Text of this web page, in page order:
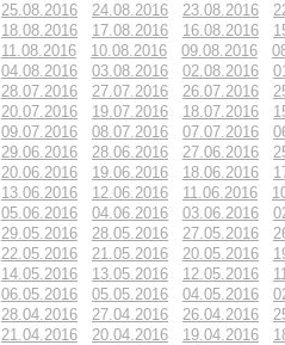
25.08.2016 24.08.2016 23.08.2016
18.08.2016 17.08.2016 16.08.2016
11.08.2016 10.08.2016 09.08.2016
04.08.2016 03.08.2016 02.08.2016
28.07.2016 27.07.2016 26.07.2016
20.07.2016 19.07.2016 18.07.2016
09.07.2016 08.07.2016 07.07.2016
29.06.2016 28.06.2016 27.06.2016
20.06.2016 19.06.2016 18.06.2016
13.06.2016 12.06.2016 11.06.2016
05.06.2016 04.06.2016 03.06.2016
29.05.2016 28.05.2016 27.05.2016
22.05.2016 21.05.2016 20.05.2016
14.05.2016 13.05.2016 12.05.2016
06.05.2016 05.05.2016 04.05.2016
28.04.2016 27.04.2016 26.04.2016
21.04.2016 20.04.2016 19.04.2016